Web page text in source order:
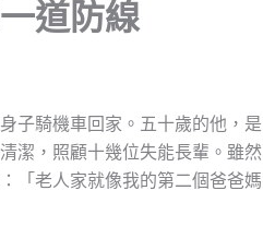
道防線
子騎機車回家。五十歲的他，是
潔，照顧十幾位失能長輩。雖然
「老人家就像我的第二個爸爸媽